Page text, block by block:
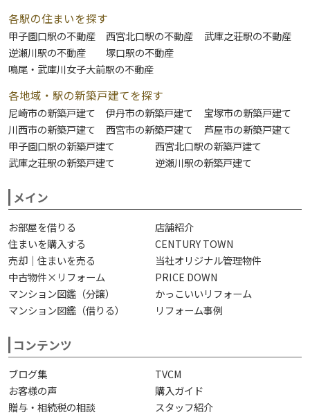
各駅の住まいを探す
甲子園口駅の不動産 西宮北口駅の不動産
武庫之荘駅の不動産
逆瀬川駅の不動産
塚口駅の不動産
鳴尾・武庫川女子大前駅の不動産
各地域・駅の新築戸建てを探す
尼崎市の新築戸建て 伊丹市の新築戸建て
宝塚市の新築戸建て
川西市の新築戸建て
西宮市の新築戸建て
芦屋市の新築戸建て
甲子園口駅の新築戸建て
西宮北口駅の新築戸建て
武庫之荘駅の新築戸建て
逆瀬川駅の新築戸建て
メイン
お部屋を借りる
店舗紹介
住まいを購入する
CENTURY TOWN
売却｜住まいを売る
当社オリジナル管理物件
中古物件×リフォーム
PRICE DOWN
マンション図鑑（分譲）
かっこいいリフォーム
マンション図鑑（借りる）
リフォーム事例
コンテンツ
ブログ集
TVCM
お客様の声
購入ガイド
贈与・相続税の相談
スタッフ紹介